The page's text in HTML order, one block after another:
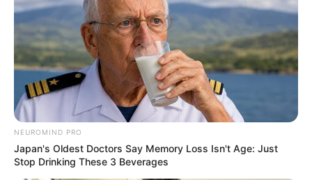
NEUROMIND PRO
Japan's Oldest Doctors Say Memory Loss Isn't Age: Just
Stop Drinking These 3 Beverages